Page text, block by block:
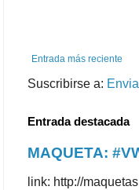
Entrada más reciente
Suscribirse a:
Entrada destacada
MAQUETA:
link: http://